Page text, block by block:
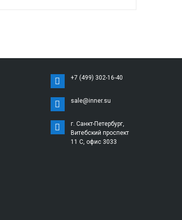
+7 (499) 302-16-40
sale@inner.su
г. Санкт-Петербург,
Витебский проспект
11 С, офис 3033